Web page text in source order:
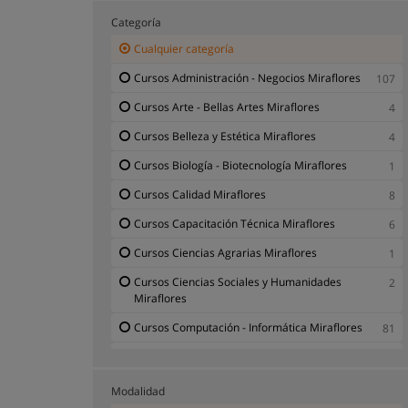
Categoría
Cualquier categoría
Cursos Administración - Negocios Miraflores
107
Cursos Arte - Bellas Artes Miraflores
4
Cursos Belleza y Estética Miraflores
4
Cursos Biología - Biotecnología Miraflores
1
Cursos Calidad Miraflores
8
Cursos Capacitación Técnica Miraflores
6
Cursos Ciencias Agrarias Miraflores
1
Cursos Ciencias Sociales y Humanidades
Miraflores
2
Cursos Computación - Informática Miraflores
81
Cursos Contabilidad - Auditoría Miraflores
Modalidad